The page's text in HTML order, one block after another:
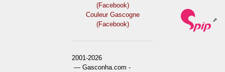
(Facebook)
Couleur Gascogne
(Facebook)
2001-2026
— Gasconha.com -